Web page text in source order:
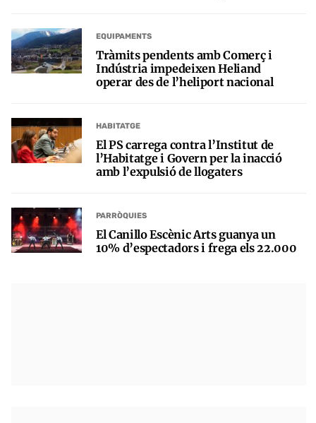
EQUIPAMENTS
Tràmits pendents amb Comerç i
Indústria impedeixen Heliand
operar des de l’heliport nacional
HABITATGE
El PS carrega contra l’Institut de
l’Habitatge i Govern per la inacció
amb l’expulsió de llogaters
PARRÒQUIES
El Canillo Escènic Arts guanya un
10% d’espectadors i frega els 22.000